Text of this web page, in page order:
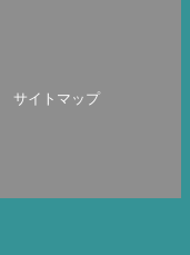
サイトマップ